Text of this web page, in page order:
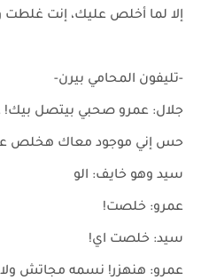
إلا لما أخلص عليك، إنت غلطت
-تليفون المحامي بيرن-
جلال: عمرو صحبي بيتصل بيك!
حس إني موجود معاك هخلص
سيد وهو خايف: الو
عمرو: خلصت!
سيد: خلصت اي!
عمرو: هنهزر! نسمه مجاتش ولا